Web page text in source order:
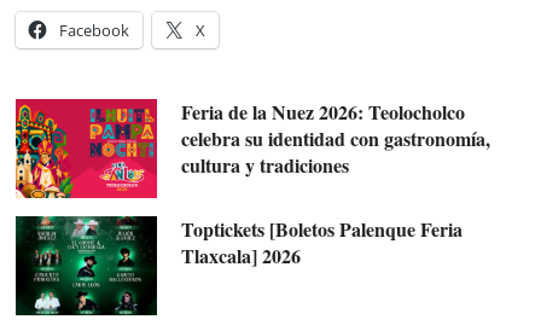
Facebook X
Feria de la Nuez 2026: Teolocholco
celebra su identidad con gastronomía,
cultura y tradiciones
Toptickets [Boletos Palenque Feria
Tlaxcala] 2026